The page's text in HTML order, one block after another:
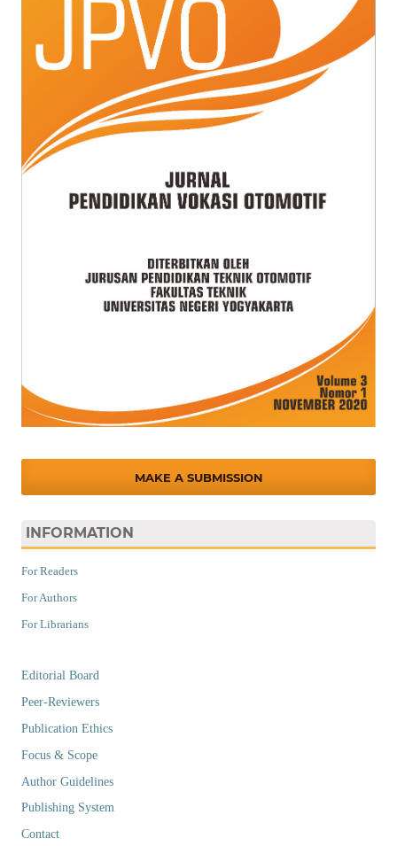
MAKE A SUBMISSION
INFORMATION
For Readers
For Authors
For Librarians
Editorial Board
Peer-Reviewers
Publication Ethics
Focus & Scope
Author Guidelines
Publishing System
Contact